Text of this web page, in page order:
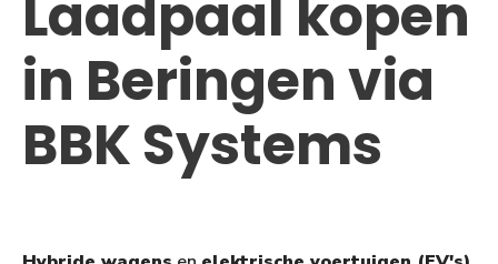
Laadpaal kopen
in Beringen via
BBK Systems